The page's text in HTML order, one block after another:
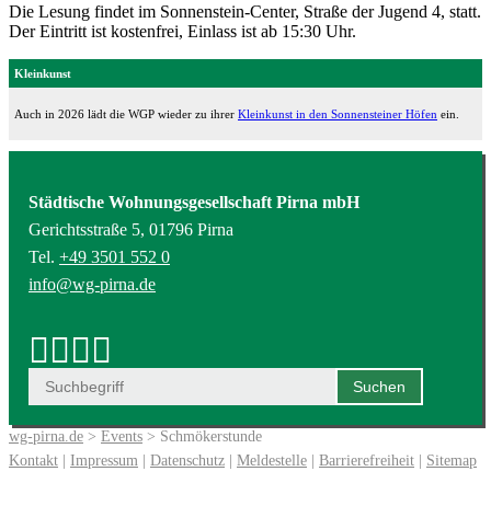
Die Lesung findet im Sonnenstein-Center, Straße der Jugend 4, statt.
Der Eintritt ist kostenfrei, Einlass ist ab 15:30 Uhr.
Kleinkunst
Auch in 2026 lädt die WGP wieder zu ihrer Kleinkunst in den Sonnensteiner Höfen ein.
Städtische Wohnungsgesellschaft Pirna mbH
Gerichtsstraße 5, 01796 Pirna
Tel. +49 3501 552 0
info@wg-pirna.de
wg-pirna.de > Events > Schmökerstunde
Kontakt | Impressum | Datenschutz | Meldestelle | Barrierefreiheit | Sitemap